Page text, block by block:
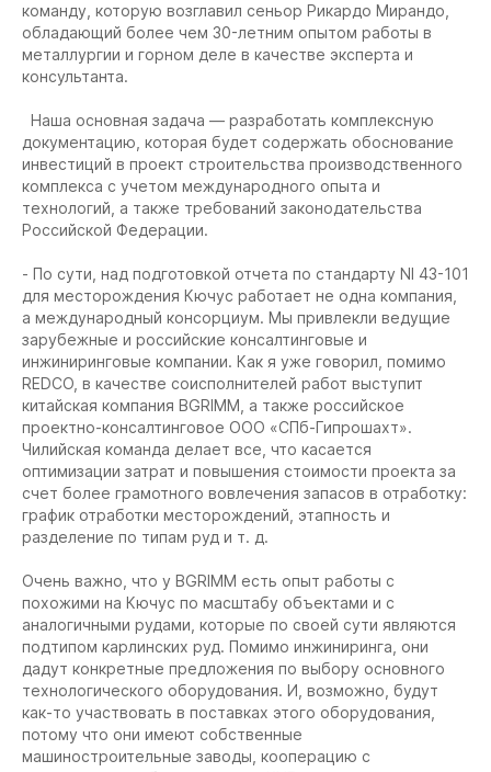
команду, которую возглавил сеньор Рикардо Мирандо,
обладающий более чем 30-летним опытом работы в
металлургии и горном деле в качестве эксперта и
консультанта.
Наша основная задача — разработать комплексную
документацию, которая будет содержать обоснование
инвестиций в проект строительства производственного
комплекса с учетом международного опыта и
технологий, а также требований законодательства
Российской Федерации.
- По сути, над подготовкой отчета по стандарту NI 43-101
для месторождения Кючус работает не одна компания,
а международный консорциум. Мы привлекли ведущие
зарубежные и российские консалтинговые и
инжиниринговые компании. Как я уже говорил, помимо
REDCO, в качестве соисполнителей работ выступит
китайская компания BGRIMM, а также российское
проектно-консалтинговое ООО «СПб-Гипрошахт».
Чилийская команда делает все, что касается
оптимизации затрат и повышения стоимости проекта за
счет более грамотного вовлечения запасов в отработку:
график отработки месторождений, этапность и
разделение по типам руд и т. д.
Очень важно, что у BGRIMM есть опыт работы с
похожими на Кючус по масштабу объектами и с
аналогичными рудами, которые по своей сути являются
подтипом карлинских руд. Помимо инжиниринга, они
дадут конкретные предложения по выбору основного
технологического оборудования. И, возможно, будут
как-то участвовать в поставках этого оборудования,
потому что они имеют собственные
машиностроительные заводы, кооперацию с